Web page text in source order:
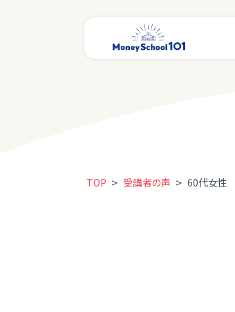
TOP > 受講者の声 > 60代女性